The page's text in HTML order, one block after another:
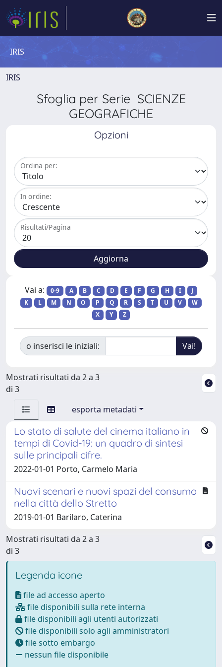
IRIS
IRIS
Sfoglia per Serie SCIENZE
GEOGRAFICHE
Opzioni
Ordina per:
In ordine:
Risultati/Pagina
Vai a: 0-9 A B C D E F G H I
J
K
L M N O P Q R S T U V
W
X
Y Z
o inserisci le iniziali:
Mostrati risultati da 2 a 3
di 3
esporta metadati
Lo stato di salute del cinema italiano in
tempi di Covid-19: un quadro di sintesi
sulle principali cifre.
2022-01-01 Porto, Carmelo Maria
Nuovi scenari e nuovi spazi del consumo
nella città dello Stretto
2019-01-01 Barilaro, Caterina
Mostrati risultati da 2 a 3
di 3
Legenda icone
file ad accesso aperto
file disponibili sulla rete interna
file disponibili agli utenti autorizzati
file disponibili solo agli amministratori
file sotto embargo
nessun file disponibile